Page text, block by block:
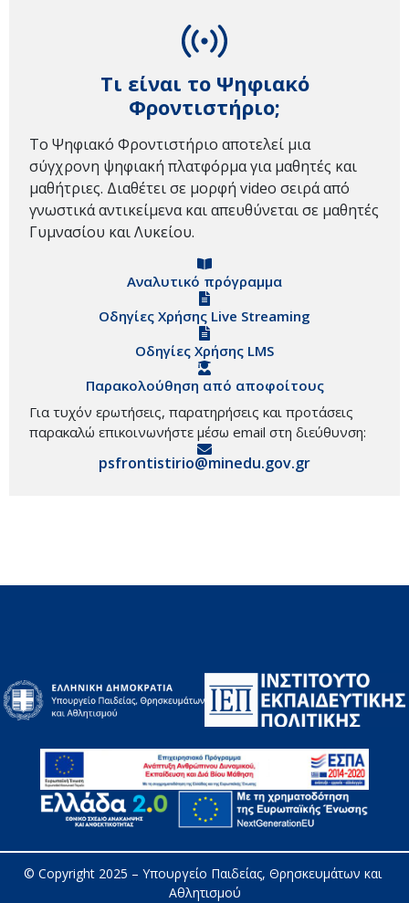
Τι είναι το Ψηφιακό
Φροντιστήριο;
Το Ψηφιακό Φροντιστήριο αποτελεί μια
σύγχρονη ψηφιακή πλατφόρμα για μαθητές και
μαθήτριες. Διαθέτει σε μορφή video σειρά από
γνωστικά αντικείμενα και απευθύνεται σε μαθητές
Γυμνασίου και Λυκείου.
Αναλυτικό πρόγραμμα
Οδηγίες Χρήσης Live Streaming
Οδηγίες Χρήσης LMS
Παρακολούθηση από αποφοίτους
Για τυχόν ερωτήσεις, παρατηρήσεις και προτάσεις
παρακαλώ επικοινωνήστε μέσω email στη διεύθυνση:
psfrontistirio@minedu.gov.gr
© Copyright 2025 – Υπουργείο Παιδείας, Θρησκευμάτων και
Αθλητισμού